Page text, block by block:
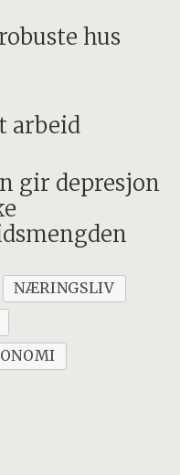
hus
arbeid
gir depresjon
NÆRINGSLIV